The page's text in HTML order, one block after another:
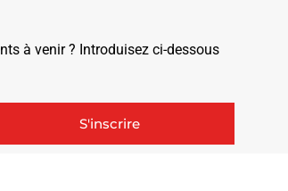
à venir ? Introduisez ci-dessous
S'inscrire